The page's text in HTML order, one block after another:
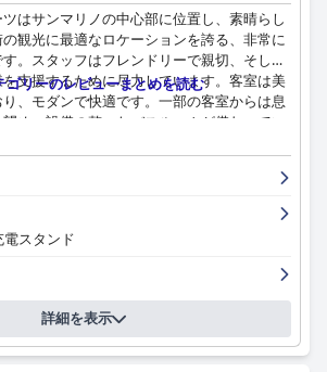
はサンマリノの中心部に位置し、素晴らし
観光に最適なロケーションを誇る、非常に
。スタッフはフレンドリーで親切、そして
支援するために尽力しています。客室は美
、モダンで快適です。一部の客室からは息
め、設備の整ったバスルームが備わってい
清潔で手入れが行き届いており、客室の清
お客様から絶賛されています。朝食は美味
味しいと評価するお客様もいますが、レス
さや料理の質の低さを不満に思うレビュー
車場は少し難しいかもしれませんが、ホテ
場の検索を喜んでお手伝いし、安全な専用駐
。ベッドは非常に快適で、快適なマットレス
るお客様もいます。全体として、ティター
マリノでの快適で歓迎的な滞在をお探しの
ゴリーのレビューまとめを読む
スタンド
詳細を表示